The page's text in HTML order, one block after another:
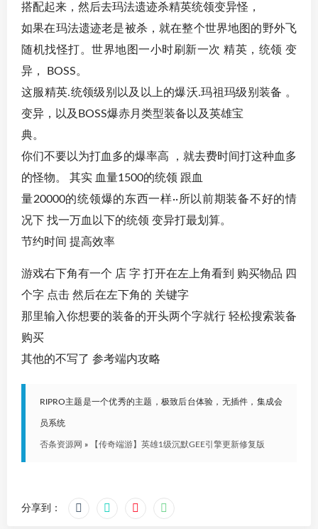
搭配起来，然后去玛法遗迹杀精英统领变异怪，
如果在玛法遗迹老是被杀，就在整个世界地图的野外飞
随机找怪打。世界地图一小时刷新一次 精英，统领 变
异， BOSS。
这服精英.统领级别以及以上的爆沃.玛祖玛级别装备 。
变异，以及BOSS爆赤月类型装备以及英雄宝
典。
你们不要以为打血多的爆率高 ，就去费时间打这种血多
的怪物。 其实 血量1500的统领 跟血
量20000的统领爆的东西一样··所以前期装备不好的情
况下 找一万血以下的统领 变异打最划算。
节约时间 提高效率
游戏右下角有一个 店 字 打开在左上角看到 购买物品 四
个字 点击 然后在左下角的 关键字
那里输入你想要的装备的开头两个字就行 轻松搜索装备
购买
其他的不写了 参考端内攻略
RIPRO主题是一个优秀的主题，极致后台体验，无插件，集成会
员系统
否条资源网 » 【传奇端游】英雄1级沉默GEE引擎更新修复版
分享到：